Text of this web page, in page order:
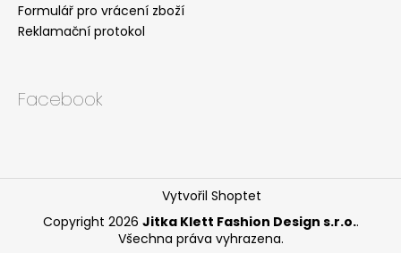
Formulář pro vrácení zboží
Reklamační protokol
Facebook
Vytvořil Shoptet
Copyright 2026 Jitka Klett Fashion Design s.r.o..
Všechna práva vyhrazena.